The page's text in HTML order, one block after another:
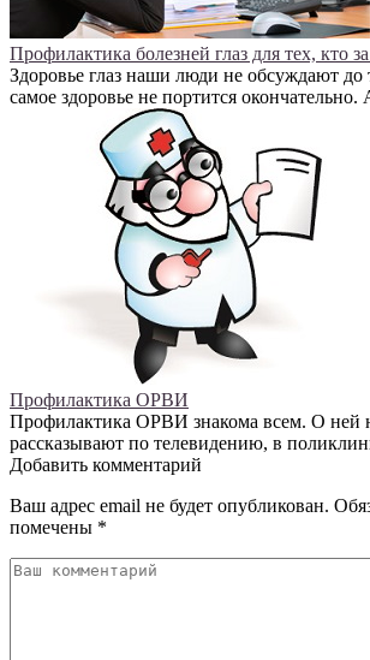
Профилактика болезней глаз для тех, кто
Здоровье глаз наши люди не обсуждают до
самое здоровье не портится окончательно.
Профилактика ОРВИ
Профилактика ОРВИ знакома всем. О ней
рассказывают по телевидению, в
Добавить комментарий
Ваш адрес email не будет опубликован.
помечены *